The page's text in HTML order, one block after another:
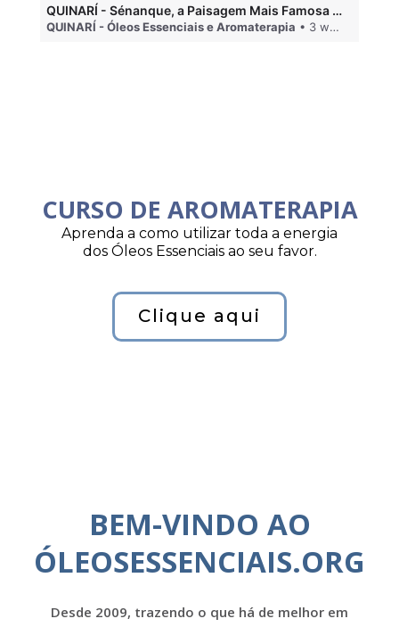
QUINARÍ - Sénanque, a Paisagem Mais Famosa da Aromaterapia
QUINARÍ - Óleos Essenciais e Aromaterapia • 3 weeks ago
CURSO DE AROMATERAPIA
Aprenda a como utilizar toda a energia
dos Óleos Essenciais ao seu favor.
Clique aqui
BEM-VINDO AO
ÓLEOSESSENCIAIS.ORG
Desde 2009, trazendo o que há de melhor em